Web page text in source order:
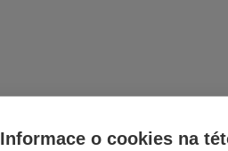
Informace o cookies na